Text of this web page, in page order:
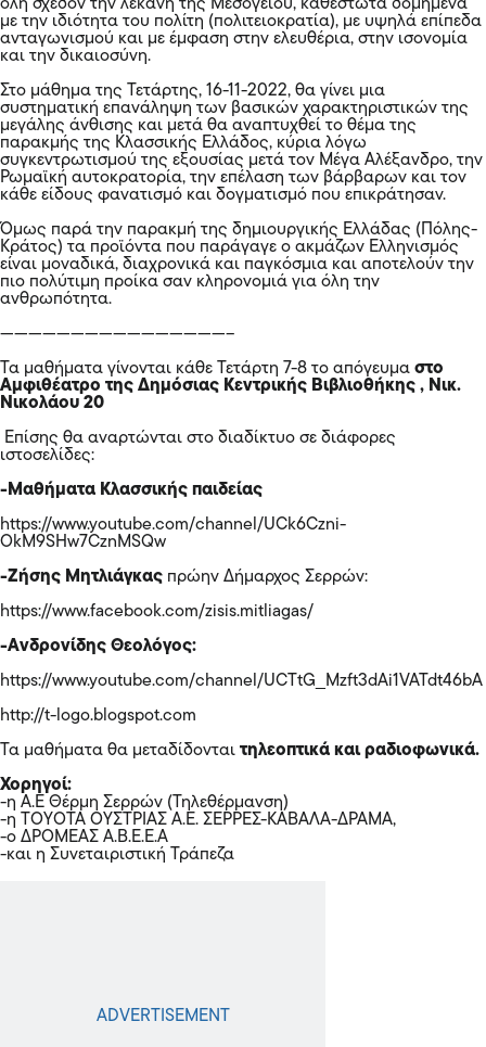
όλη σχεδόν την λεκάνη της Μεσογείου, καθεστώτα δομημένα
με την ιδιότητα του πολίτη (πολιτειοκρατία), με υψηλά επίπεδα
ανταγωνισμού και με έμφαση στην ελευθέρια, στην ισονομία
και την δικαιοσύνη.
Στο μάθημα της Τετάρτης, 16-11-2022, θα γίνει μια
συστηματική επανάληψη των βασικών χαρακτηριστικών της
μεγάλης άνθισης και μετά θα αναπτυχθεί το θέμα της
παρακμής της Κλασσικής Ελλάδος, κύρια λόγω
συγκεντρωτισμού της εξουσίας μετά τον Μέγα Αλέξανδρο, την
Ρωμαϊκή αυτοκρατορία, την επέλαση των βάρβαρων και τον
κάθε είδους φανατισμό και δογματισμό που επικράτησαν.
Όμως παρά την παρακμή της δημιουργικής Ελλάδας (Πόλης-
Κράτος) τα προϊόντα που παράγαγε ο ακμάζων Ελληνισμός
είναι μοναδικά, διαχρονικά και παγκόσμια και αποτελούν την
πιο πολύτιμη προίκα σαν κληρονομιά για όλη την
ανθρωπότητα.
————————————————–
Τα μαθήματα γίνονται κάθε Τετάρτη 7-8 το απόγευμα στο
Αμφιθέατρο της Δημόσιας Κεντρικής Βιβλιοθήκης , Νικ.
Νικολάου 20
Επίσης θα αναρτώνται στο διαδίκτυο σε διάφορες
ιστοσελίδες:
-Μαθήματα Κλασσικής παιδείας
https://www.youtube.com/channel/UCk6Czni-
OkM9SHw7CznMSQw
-Ζήσης Μητλιάγκας πρώην Δήμαρχος Σερρών:
https://www.facebook.com/zisis.mitliagas/
-Ανδρονίδης Θεολόγος:
https://www.youtube.com/channel/UCTtG_Mzft3dAi1VATdt46bA
http://t-logo.blogspot.com
Τα μαθήματα θα μεταδίδονται τηλεοπτικά και ραδιοφωνικά.
Χορηγοί:
-η Α.Ε Θέρμη Σερρών (Τηλεθέρμανση)
-η TOYOTA ΟΥΣΤΡΙΑΣ Α.Ε. ΣΕΡΡΕΣ-ΚΑΒΑΛΑ-ΔΡΑΜΑ,
-ο ΔΡΟΜΕΑΣ Α.Β.Ε.Ε.Α
-και η Συνεταιριστική Τράπεζα